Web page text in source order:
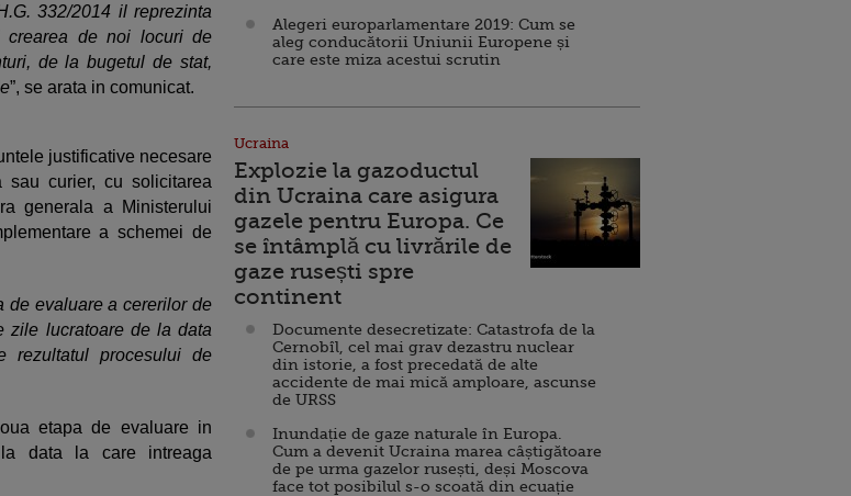
332/2014 il reprezinta
crearea de noi locuri de
de la bugetul de stat,
”, se arata in comunicat.
justificative necesare
curier, cu solicitarea
generala a Ministerului
a schemei de
de evaluare a cererilor de
zile lucratoare de la data
rezultatul procesului de
etapa de evaluare in
data la care intreaga
Alegeri europarlamentare 2019: Cum se
aleg conducătorii Uniunii Europene și
care este miza acestui scrutin
Ucraina
Explozie la gazoductul
din Ucraina care asigura
gazele pentru Europa. Ce
se întâmplă cu livrările de
gaze rusești spre
continent
Documente desecretizate: Catastrofa de la
Cernobîl, cel mai grav dezastru nuclear
din istorie, a fost precedată de alte
accidente de mai mică amploare, ascunse
de URSS
Inundație de gaze naturale în Europa.
Cum a devenit Ucraina marea câștigătoare
de pe urma gazelor rusești, deși Moscova
face tot posibilul s-o scoată din ecuație